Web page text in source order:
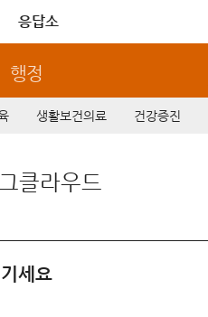
응답소
행정
생활보건의료 건강증진
클라우드
세요